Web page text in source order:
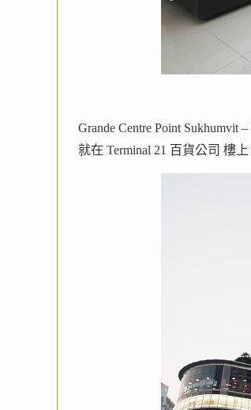
Grande Centre Point Sukhumvit
就在 Terminal 21 百貨公司 樓上